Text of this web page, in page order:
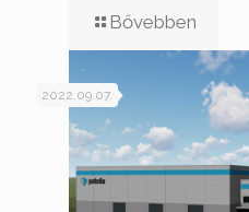
Bővebben
2022.09.07.